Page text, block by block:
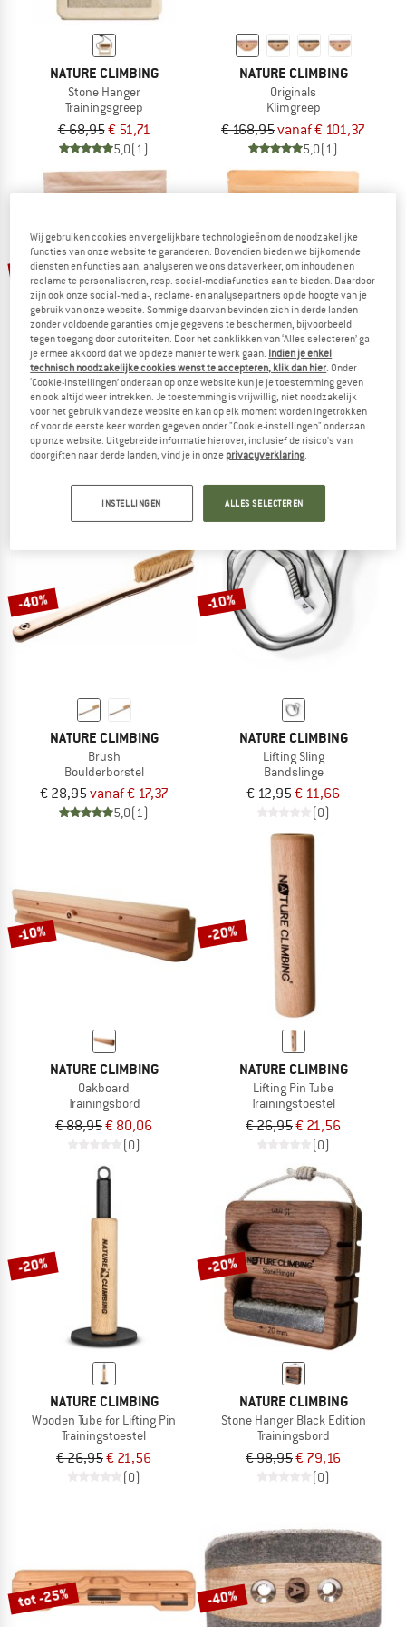
NATURE CLIMBING
Stone Hanger
Trainingsgreep
€ 68,95€ 51,71
5,0(1)
NATURE CLIMBING
Originals
Klimgreep
€ 168,95vanaf € 101,37
5,0(1)
-25%
NATURE CLIMBING
Raw Chalk
Magnesium
€ 14,95€ 11,21
-35%
NATURE CLIMBING
Raw Chalk
Magnesium
€ 13,95vanaf € 9,07
-40%
NATURE CLIMBING
Brush
Boulderborstel
€ 28,95vanaf € 17,37
5,0(1)
-10%
NATURE CLIMBING
Lifting Sling
Bandslinge
€ 12,95€ 11,66
(0)
-10%
NATURE CLIMBING
Oakboard
Trainingsbord
€ 88,95€ 80,06
(0)
-20%
NATURE CLIMBING
Lifting Pin Tube
Trainingstoestel
€ 26,95€ 21,56
(0)
-20%
NATURE CLIMBING
Wooden Tube for Lifting Pin
Trainingstoestel
€ 26,95€ 21,56
(0)
-20%
NATURE CLIMBING
Stone Hanger Black Edition
Trainingsbord
€ 98,95€ 79,16
(0)
tot -25% -40%
Wij gebruiken cookies en vergelijkbare technologieën om de noodzakelijke
functies van onze website te garanderen. Bovendien bieden we bijkomende
diensten en functies aan, analyseren we ons dataverkeer, om inhouden en
reclame te personaliseren, resp. social-mediafuncties aan te bieden. Daardoor
zijn ook onze social-media-, reclame- en analysepartners op de hoogte van je
gebruik van onze website. Sommige daarvan bevinden zich in derde landen
zonder voldoende garanties om je gegevens te beschermen, bijvoorbeeld
tegen toegang door autoriteiten. Door het aanklikken van ‘Alles selecteren’ ga
je ermee akkoord dat we op deze manier te werk gaan. Indien je enkel
technisch noodzakelijke cookies wenst te accepteren, klik dan hier . Onder
‘Cookie-instellingen’ onderaan op onze website kun je je toestemming geven
en ook altijd weer intrekken. Je toestemming is vrijwillig, niet noodzakelijk
voor het gebruik van deze website en kan op elk moment worden ingetrokken
of voor de eerste keer worden gegeven onder "Cookie-instellingen" onderaan
op onze website. Uitgebreide informatie hierover, inclusief de risico's van
doorgiften naar derde landen, vind je in onze privacyverklaring
INSTELLINGEN ALLES SELECTEREN